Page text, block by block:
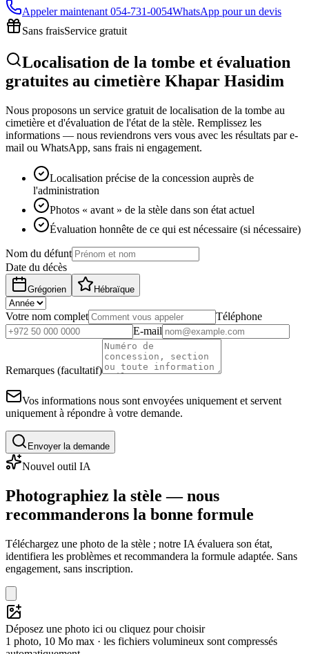
Appeler maintenant 054-731-0054WhatsApp pour un devis
Sans fraisService gratuit
Localisation de la tombe et évaluation
gratuites au cimetière Khapar Hasidim
Nous proposons un service gratuit de localisation de la tombe au
cimetière et d'évaluation de l'état de la stèle. Remplissez les
informations — nous reviendrons vers vous avec les résultats par e-
mail ou WhatsApp, sans frais ni engagement.
Localisation précise de la concession auprès de
l'administration
Photos « avant » de la stèle dans son état actuel
Évaluation honnête de ce qui est nécessaire (si nécessaire)
Nom du défunt
Date du décès
Grégorien Hébraïque
Votre nom complet
Téléphone
E-mail
Remarques (facultatif)
Vos informations nous sont envoyées uniquement et servent
uniquement à répondre à votre demande.
Envoyer la demande
Nouvel outil IA
Photographiez la stèle — nous
recommanderons la bonne formule
Téléchargez une photo de la stèle ; notre IA évaluera son état,
identifiera les problèmes et recommandera la formule adaptée. Sans
engagement, sans inscription.
Déposez une photo ici ou cliquez pour choisir
1 photo, 10 Mo max · les fichiers volumineux sont compressés